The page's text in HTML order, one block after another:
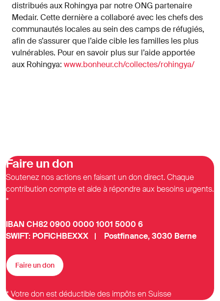
distribués aux Rohingya par notre ONG partenaire
Medair. Cette dernière a collaboré avec les chefs des
communautés locales au sein des camps de réfugiés,
afin de s’assurer que l’aide cible les familles les plus
vulnérables. Pour en savoir plus sur l’aide apportée
aux Rohingya: www.bonheur.ch/collectes/rohingya/
Faire un don
Soutenez nos actions en faisant un don direct. Chaque
contribution compte et aide à répondre aux besoins urgents.
*
IBAN CH82 0900 0000 1001 5000 6
SWIFT: POFICHBEXXX | Postfinance, 3030 Berne
Faire un don
* Votre don est déductible des impôts en Suisse